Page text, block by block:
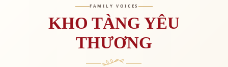
FAMILY VOICES
KHO TÀNG YÊU
THƯƠNG